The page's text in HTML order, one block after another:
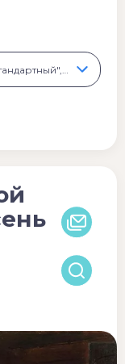
5 дней А Отель Фонтанка 3*, номера "стандартный", "супериор", 28 400 ₽